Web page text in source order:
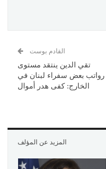
القادم بوست
تقي الدين ينتقد مستوى
رواتب بعض سفراء لبنان في
الخارج: كفى هدر أموال
المزيد عن المؤلف